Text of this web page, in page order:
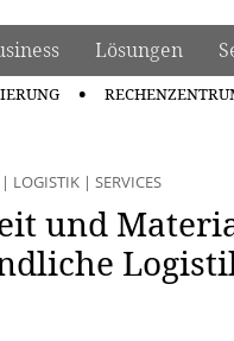
Lösungen
LOGISTIK| SERVICES
und